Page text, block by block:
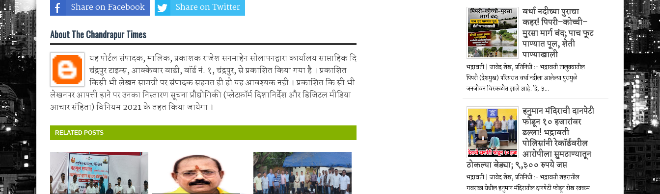
Share on Facebook Share on Twitter
About The Chandrapur Times
यह पोर्टल संपादक, मालिक, प्रकाशक राजेश सनमाहेन सोलापनद्वारा कार्यालय साप्ताहिक दि
चंद्रपुर टाइम्स, आक्केवार वाडी, वॉर्ड नं. १, चंद्रपुर, से प्रकाशित किया गया है । प्रकाशित
किसी भी लेखन सामग्री पर संपादक सहमत ही हो यह आवश्यक नही । प्रकाशित कि सी भी
लेखनपर आपत्ती हाने पर उनका निस्तारण सूचना प्रौद्योगिकी (प्लेटफ़ॉर्म दिशानिर्देश और डिजिटल मीडिया
आचार संहिता) विनियम 2021 के तहत किया जायेगा ।
RELATED POSTS
वर्धा नदीच्या पुराचा
कहर! पिपरी–कोच्ची–
मुरसा मार्ग बंद; पाच फूट
पाण्यात पूल, शेती
पाण्याखाली
भद्रावती | जावेद शेख, प्रतिनिधी :- भद्रावती तालुक्यातील
पिपरी (देशमुख) परिसरात वर्धा नदीला आलेल्या पुरामुळे
जनजीवन विस्कळीत झाले आहे. दि. ३...
हनुमान मंदिराची दानपेटी
फोडून १० हजारांवर
डल्ला! भद्रावती
पोलिसांनी रेकॉर्डवरील
आरोपीला सुमठाण्यातून
ठोकल्या बेड्या; ९,३०० रुपये जप्त
भद्रावती | जावेद शेख, प्रतिनिधी :- भद्रावती शहरातील
गवराळा येथील हनुमान मंदिरातील दानपेटी फोडून रोख रक्कम